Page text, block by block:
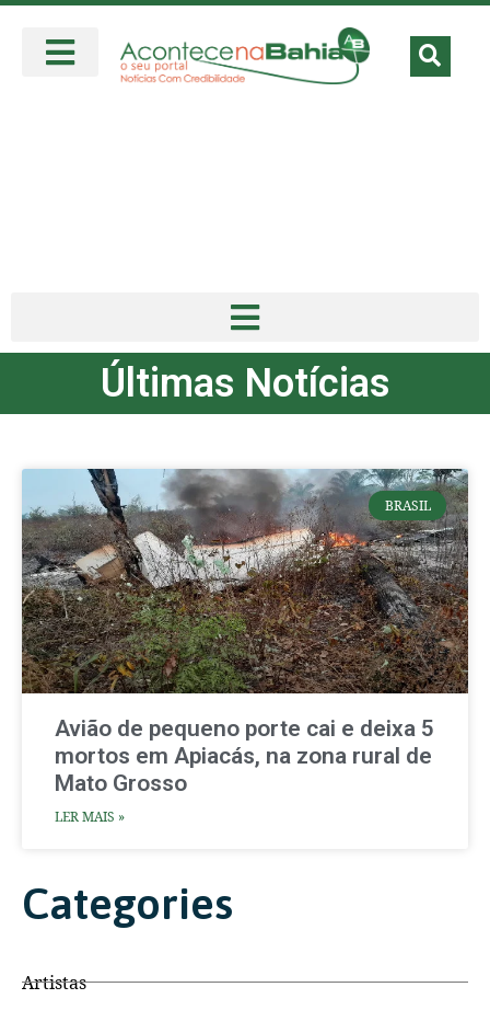
Últimas Notícias
BRASIL
Avião de pequeno porte cai e deixa 5
mortos em Apiacás, na zona rural de
Mato Grosso
LER MAIS »
Categories
Artistas